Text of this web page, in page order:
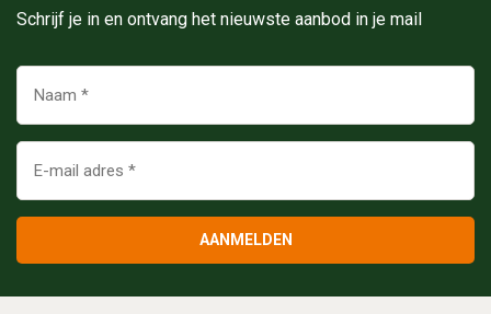
Schrijf je in en ontvang het nieuwste aanbod in je mail
AANMELDEN